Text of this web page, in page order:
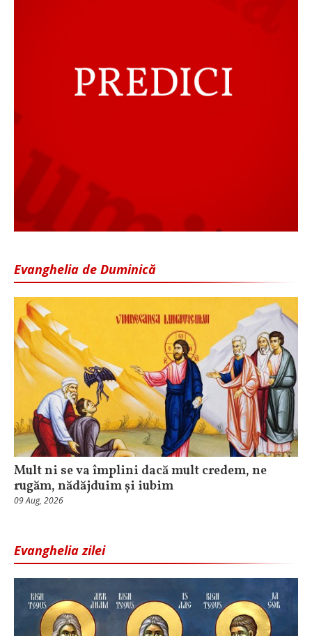
Evanghelia de Duminică
Mult ni se va împlini dacă mult credem, ne
rugăm, nădăjduim și iubim
09 Aug, 2026
Evanghelia zilei